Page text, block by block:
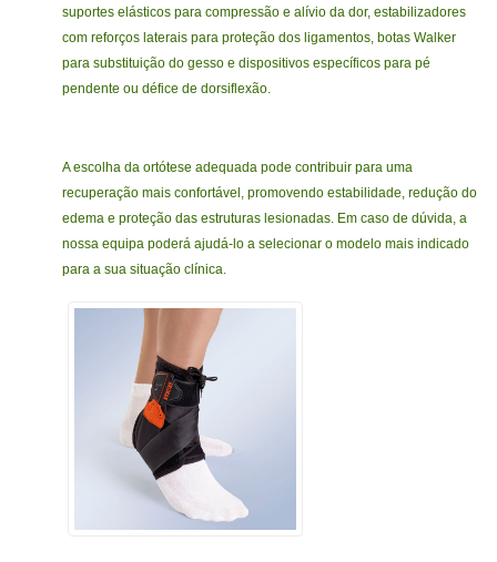
suportes elásticos para compressão e alívio da dor, estabilizadores
com reforços laterais para proteção dos ligamentos, botas Walker
para substituição do gesso e dispositivos específicos para pé
pendente ou défice de dorsiflexão.
A escolha da ortótese adequada pode contribuir para uma
recuperação mais confortável, promovendo estabilidade, redução do
edema e proteção das estruturas lesionadas. Em caso de dúvida, a
nossa equipa poderá ajudá-lo a selecionar o modelo mais indicado
para a sua situação clínica.